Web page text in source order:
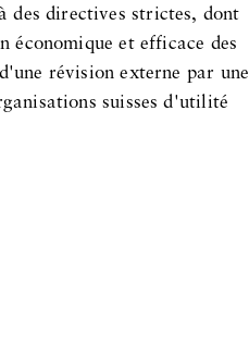
des directives strictes, dont
et efficace des
révision externe par une
suisses d'utilité